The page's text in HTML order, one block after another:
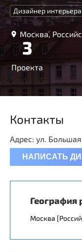
Дизайнер интерьера
Москва,
3
Проекта
Контакты
Адрес: ул.
НАПИСАТЬ
География
Москва